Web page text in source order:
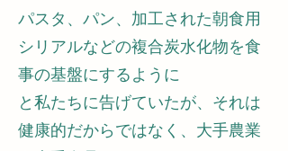
パスタ、パン、加工された朝食用
シリアルなどの複合炭水化物を食
事の基盤にするように
と私たちに告げていたが、それは
健康的だからではなく、大手農業